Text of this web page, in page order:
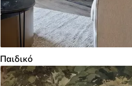
Παιδικό